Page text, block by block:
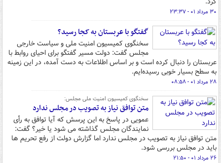
۳۰ مرداد ۰۱ - ۲۳:۳۷
گفتگو با عربستان به کجا رسید؟
سخنگوی کمیسیون امنیت ملی و سیاست خارجی
مجلس گفت: دولت مسیر گفتگو برای احیای روابط با
عربستان را دنبال کرده است و بر اساس اطلاعات به دست آمده، در این زمینه
به سطح بسیار خوبی رسیده‌ایم.
۲۸ مرداد ۰۱ - ۰۸:۵۸
سخنگوی کمیسیون امنیت ملی مجلس:
متن توافق نیاز به تصویب در مجلس ندارد
عمویی در پاسخ به این پرسش که آیا توافق به رأی
نمایندگان مجلس گذاشته می شود یا خیر؟ گفت:
متن توافق نیاز به تصویب در مجلس ندارد اما گزارش دولت از رفع تحریم ها
باید در مجلس بررسی شود.
۲۶ مرداد ۰۱ - ۲۱:۵۰